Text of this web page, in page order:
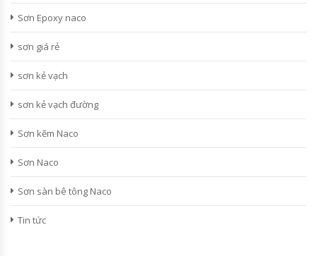
Sơn Epoxy naco
sơn giá rẻ
sơn kẻ vạch
sơn kẻ vạch đường
Sơn kẽm Naco
Sơn Naco
Sơn sàn bê tông Naco
Tin tức